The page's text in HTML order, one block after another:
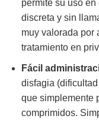
permite su uso
discreta y sin
muy valorada por
tratamiento en
Fácil
disfagia
que simplemente
comprimidos.